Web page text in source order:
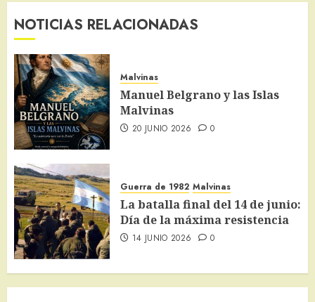
NOTICIAS RELACIONADAS
Malvinas
Manuel Belgrano y las Islas
Malvinas
20 JUNIO 2026 0
Guerra de 1982 Malvinas
La batalla final del 14 de junio:
Día de la máxima resistencia
14 JUNIO 2026 0